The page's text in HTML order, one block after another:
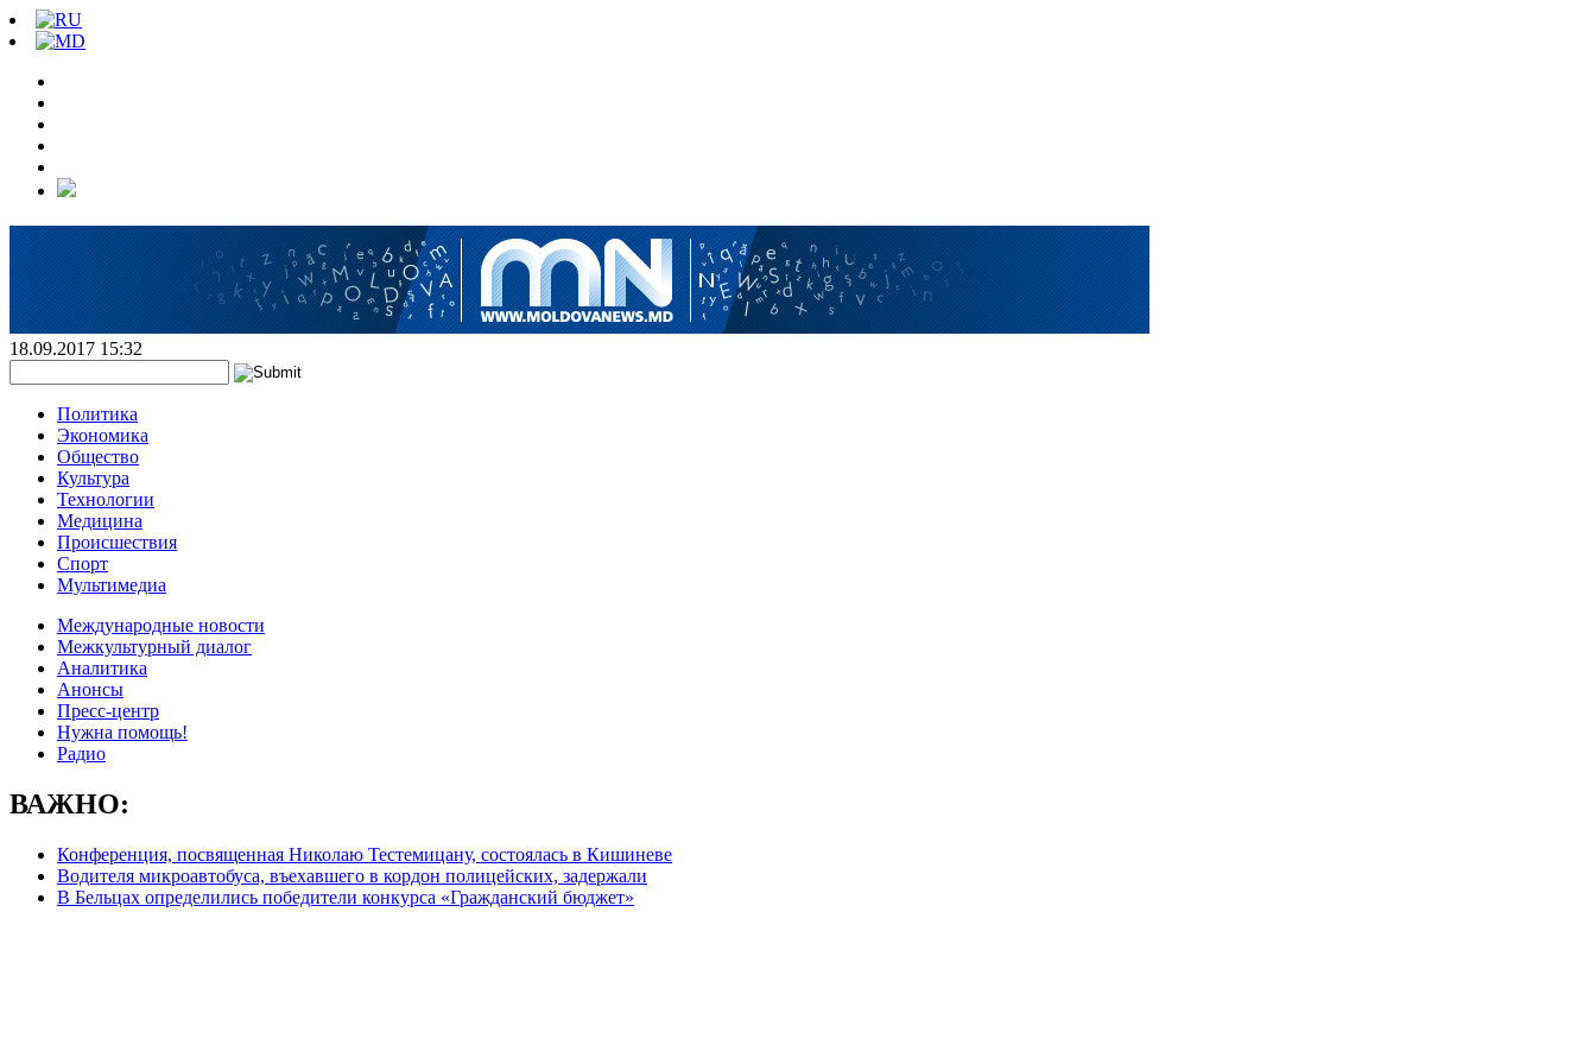
18.09.2017 15:32
Политика
Экономика
Общество
Культура
Технологии
Медицина
Происшествия
Спорт
Мультимедиа
Международные новости
Межкультурный диалог
Аналитика
Анонсы
Пресс-центр
Нужна помощь!
Радио
ВАЖНО:
Конференция, посвященная Николаю Тестемицану, состоялась в Кишиневе
Водителя микроавтобуса, въехавшего в кордон полицейских, задержали
В Бельцах определились победители конкурса «Гражданский бюджет»